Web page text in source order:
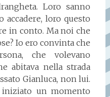
Loro sanno
accadere, loro questo
in conto. Ma noi che
Io ero convinta che
che volevano
abitava nella strada
Gianluca, non lui.
un momento